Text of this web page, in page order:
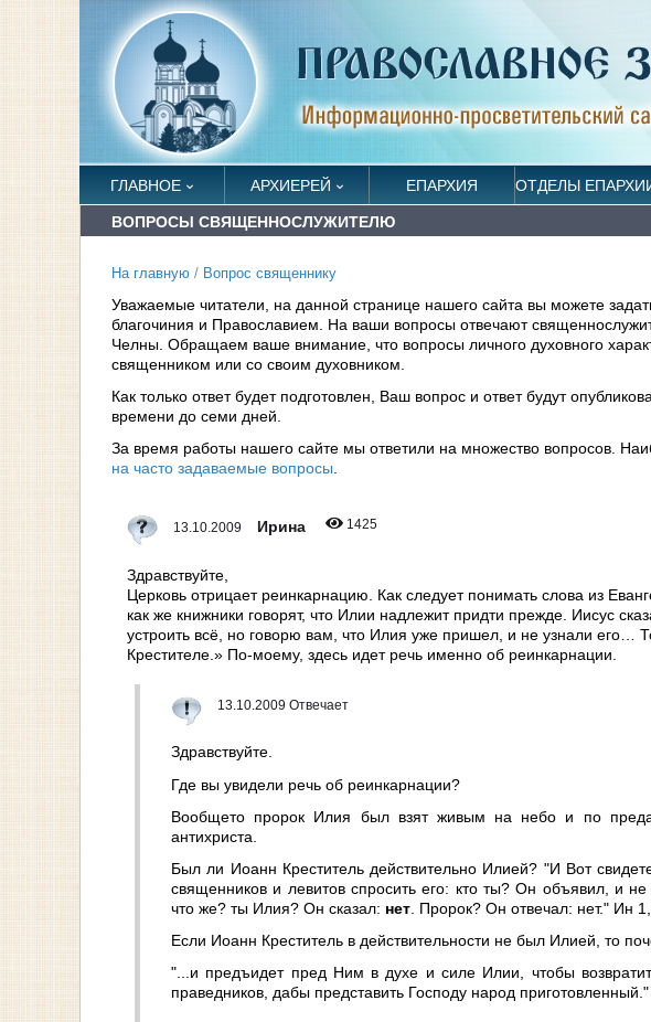
ГЛАВНОЕ АРХИЕРЕЙ ЕПАРХИЯ ОТДЕЛЫ
ВОПРОСЫ СВЯЩЕННОСЛУЖИТЕЛЮ
На главную / Вопрос священнику
Уважаемые читатели, на данной странице нашего сайта вы можете
благочиния и Православием. На ваши вопросы отвечают
Челны. Обращаем ваше внимание, что вопросы личного духовного
священником или со своим духовником.
Как только ответ будет подготовлен, Ваш вопрос и ответ будут
времени до семи дней.
За время работы нашего сайте мы ответили на множество вопросов.
на часто задаваемые вопросы.
13.10.2009 Ирина 1425
Здравствуйте,
Церковь отрицает реинкарнацию. Как следует понимать слова из
как же книжники говорят, что Илии надлежит придти прежде. Иисус
устроить всё, но говорю вам, что Илия уже пришел, и не узнали его…
Крестителе.» По-моему, здесь идет речь именно об реинкарнации.
13.10.2009 Отвечает
Здравствуйте.
Где вы увидели речь об реинкарнации?
Вообщето пророк Илия был взят живым на небо и по
антихриста.
Был ли Иоанн Креститель действительно Илией? "И Вот
священников и левитов спросить его: кто ты? Он объявил, и
что же? ты Илия? Он сказал: нет . Пророк? Он отвечал: нет." Ин
Если Иоанн Креститель в действительности не был Илией, то
"...и предъидет пред Ним в духе и силе Илии, чтобы
праведников, дабы представить Господу народ